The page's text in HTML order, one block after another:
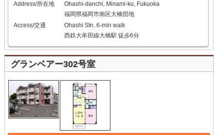
Address/所在地
Ohashi-danchi, Minami-ku, Fukuoka
福岡県福岡市南区大橋団地
Access/交通
Ohashi Stn. 6-min walk
西鉄大牟田線大橋駅 徒歩6分
グランベアー302号室